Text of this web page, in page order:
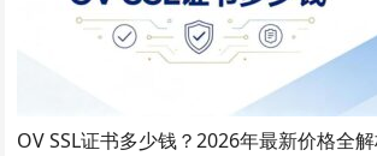
OV SSL证书多少钱？2026年最新价格全